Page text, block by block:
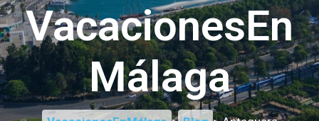
VacacionesEn
Málaga